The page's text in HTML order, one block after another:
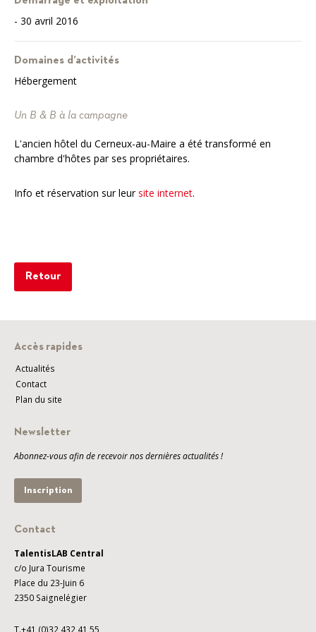
- 30 avril 2016
Domaines d’activités
Hébergement
Un B & B à la campagne
L'ancien hôtel du Cerneux-au-Maire a été transformé en
chambre d'hôtes par ses propriétaires.
Info et réservation sur leursite internet.
Retour
Accès rapides
Actualités
Contact
Plan du site
Newsletter
Abonnez-vous afin de recevoir nos dernières actualités !
Inscription
Contact
TalentisLAB Central
c/o Jura Tourisme
Place du 23-Juin 6
2350 Saignelégier
T.+41 (0)32 432 41 55